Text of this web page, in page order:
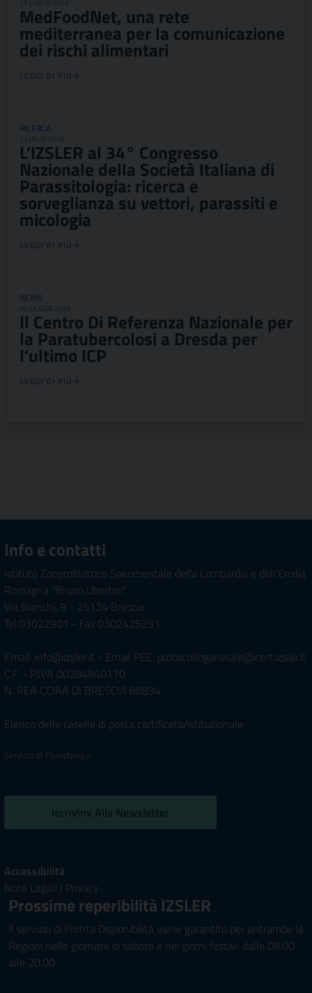
17 LUGLIO 2026
MedFoodNet, una rete
mediterranea per la comunicazione
dei rischi alimentari
LEGGI DI PIÙ
RICERCA
1 LUGLIO 2026
L’IZSLER al 34° Congresso
Nazionale della Società Italiana di
Parassitologia: ricerca e
sorveglianza su vettori, parassiti e
micologia
LEGGI DI PIÙ
NEWS
30 GIUGNO 2026
Il Centro Di Referenza Nazionale per
la Paratubercolosi a Dresda per
l’ultimo ICP
LEGGI DI PIÙ
Info e contatti
Istituto Zooprofilattico Sperimentale della Lombardia e dell'Emilia
Romagna "Bruno Ubertini"
Via Bianchi, 9 - 25124 Brescia
Tel.03022901 - Fax 0302425251
Email: info@izsler.it - Email PEC: protocollogenerale@cert.izsler.it
C.F. - P.IVA 00284840170
N. REA CCIAA DI BRESCIA 88834
Elenco delle caselle di posta certificata/istituzionale
Servizio di Foresteria »
Iscrivimi Alla Newsletter
Accessibilità
Note Legali | Privacy
Prossime reperibilità IZSLER
Il servizio di Pronta Disponibilità viene garantito per entrambe le
Regioni nelle giornate di sabato e nei giorni festivi: dalle 08.00
alle 20.00